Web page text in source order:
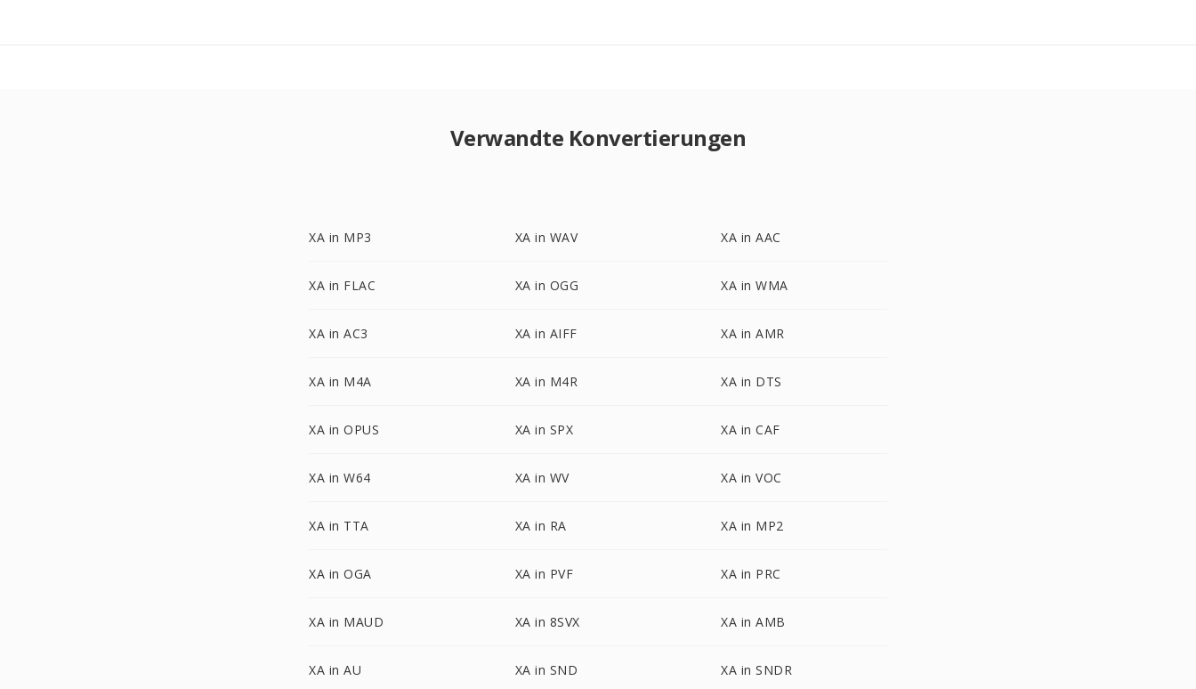
Verwandte Konvertierungen
XA in MP3 XA in WAV XA in AAC
XA in FLAC XA in OGG XA in WMA
XA in AC3 XA in AIFF XA in AMR
XA in M4A XA in M4R XA in DTS
XA in OPUS XA in SPX XA in CAF
XA in W64 XA in WV XA in VOC
XA in TTA XA in RA XA in MP2
XA in OGA XA in PVF XA in PRC
XA in MAUD XA in 8SVX XA in AMB
XA in AU XA in SND XA in SNDR